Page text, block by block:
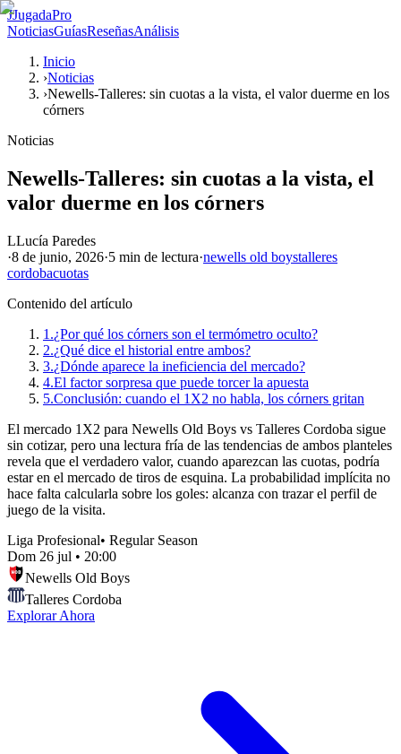
JJugadaPro
NoticiasGuíasReseñasAnálisis
Inicio
›Noticias
›Newells-Talleres: sin cuotas a la vista, el valor duerme en los
córners
Noticias
Newells-Talleres: sin cuotas a la vista, el
valor duerme en los córners
LLucía Paredes
·8 de junio, 2026·5 min de lectura·newells old boystalleres
cordobacuotas
Contenido del artículo
1.¿Por qué los córners son el termómetro oculto?
2.¿Qué dice el historial entre ambos?
3.¿Dónde aparece la ineficiencia del mercado?
4.El factor sorpresa que puede torcer la apuesta
5.Conclusión: cuando el 1X2 no habla, los córners gritan
El mercado 1X2 para Newells Old Boys vs Talleres Cordoba sigue
sin cotizar, pero una lectura fría de las tendencias de ambos planteles
revela que el verdadero valor, cuando aparezcan las cuotas, podría
estar en el mercado de tiros de esquina. La probabilidad implícita no
hace falta calcularla sobre los goles: alcanza con trazar el perfil de
juego de la visita.
Liga Profesional• Regular Season
Dom 26 jul • 20:00
Newells Old Boys
Talleres Cordoba
Explorar Ahora